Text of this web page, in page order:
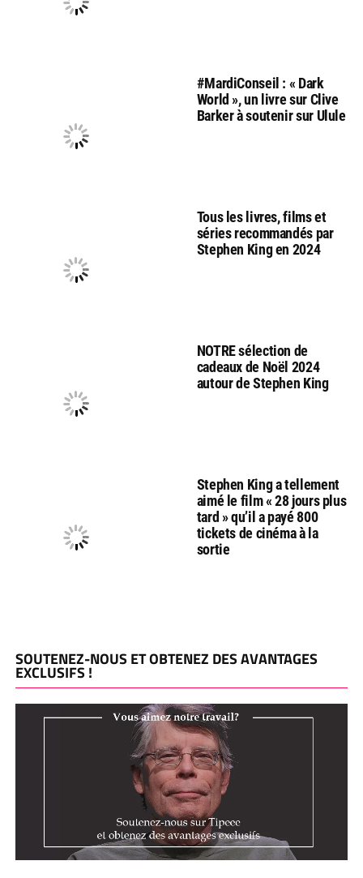
#MardiConseil : « Dark
World », un livre sur Clive
Barker à soutenir sur Ulule
Tous les livres, films et
séries recommandés par
Stephen King en 2024
NOTRE sélection de
cadeaux de Noël 2024
autour de Stephen King
Stephen King a tellement
aimé le film « 28 jours plus
tard » qu’il a payé 800
tickets de cinéma à la
sortie
SOUTENEZ-NOUS ET OBTENEZ DES AVANTAGES
EXCLUSIFS !